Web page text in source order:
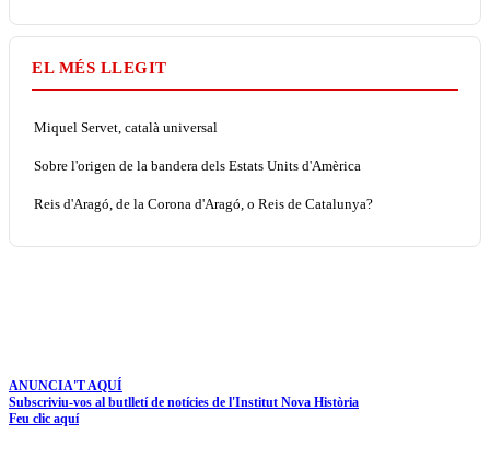
EL MÉS LLEGIT
Miquel Servet, català universal
Sobre l'origen de la bandera dels Estats Units d'Amèrica
Reis d'Aragó, de la Corona d'Aragó, o Reis de Catalunya?
ANUNCIA'T AQUÍ
Subscriviu-vos al butlletí de notícies de l'Institut Nova Història
Feu clic aquí